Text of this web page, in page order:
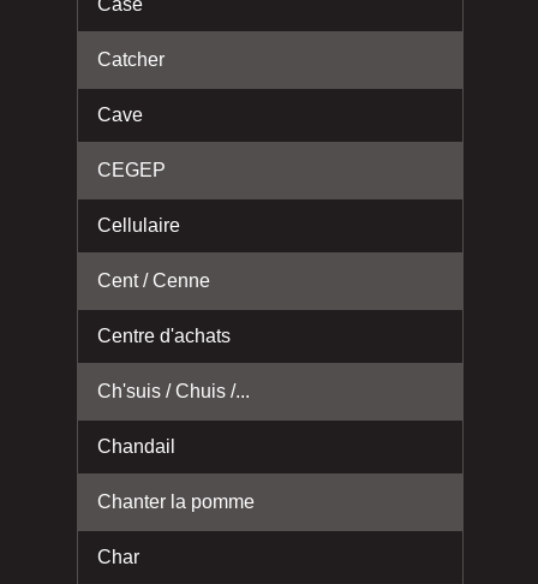
Case
Catcher
Cave
CEGEP
Cellulaire
Cent / Cenne
Centre d'achats
Ch'suis / Chuis /...
Chandail
Chanter la pomme
Char